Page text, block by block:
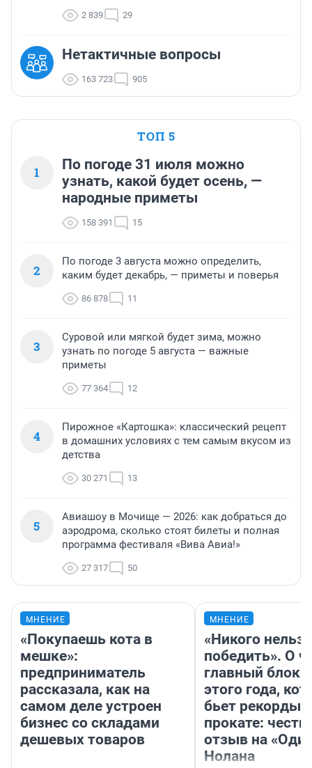
2 839 29
Нетактичные вопросы
163 723 905
ТОП 5
1
По погоде 31 июля можно
узнать, какой будет осень, —
народные приметы
158 391 15
2
По погоде 3 августа можно определить,
каким будет декабрь, — приметы и поверья
86 878 11
3
Суровой или мягкой будет зима, можно
узнать по погоде 5 августа — важные
приметы
77 364 12
4
Пирожное «Картошка»: классический рецепт
в домашних условиях с тем самым вкусом из
детства
30 271 13
5
Авиашоу в Мочище — 2026: как добраться до
аэродрома, сколько стоят билеты и полная
программа фестиваля «Вива Авиа!»
27 317 50
МНЕНИЕ
«Покупаешь кота в
мешке»:
предприниматель
рассказала, как на
самом деле устроен
бизнес со складами
дешевых товаров
МНЕНИЕ
«Никого нельзя
победить». О
главный
этого года,
бьет рекорды в
прокате:
отзыв на
Нолана